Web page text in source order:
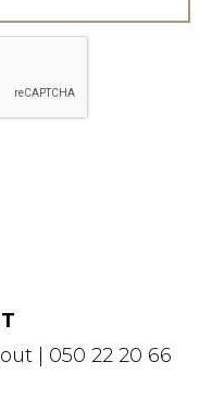
| 050 22 20 66